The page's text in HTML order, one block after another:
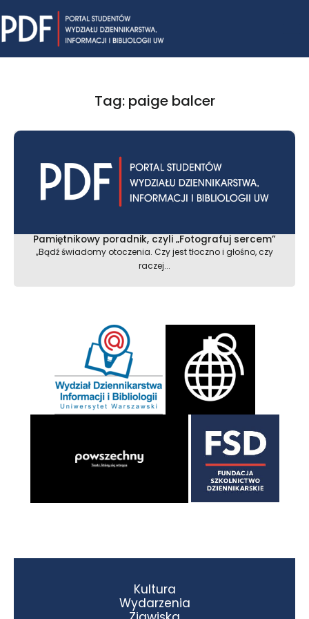
to
content
Tag: paige balcer
Pamiętnikowy poradnik, czyli „Fotografuj sercem”
„Bądź świadomy otoczenia. Czy jest tłoczno i głośno, czy
raczej...
Kultura
Wydarzenia